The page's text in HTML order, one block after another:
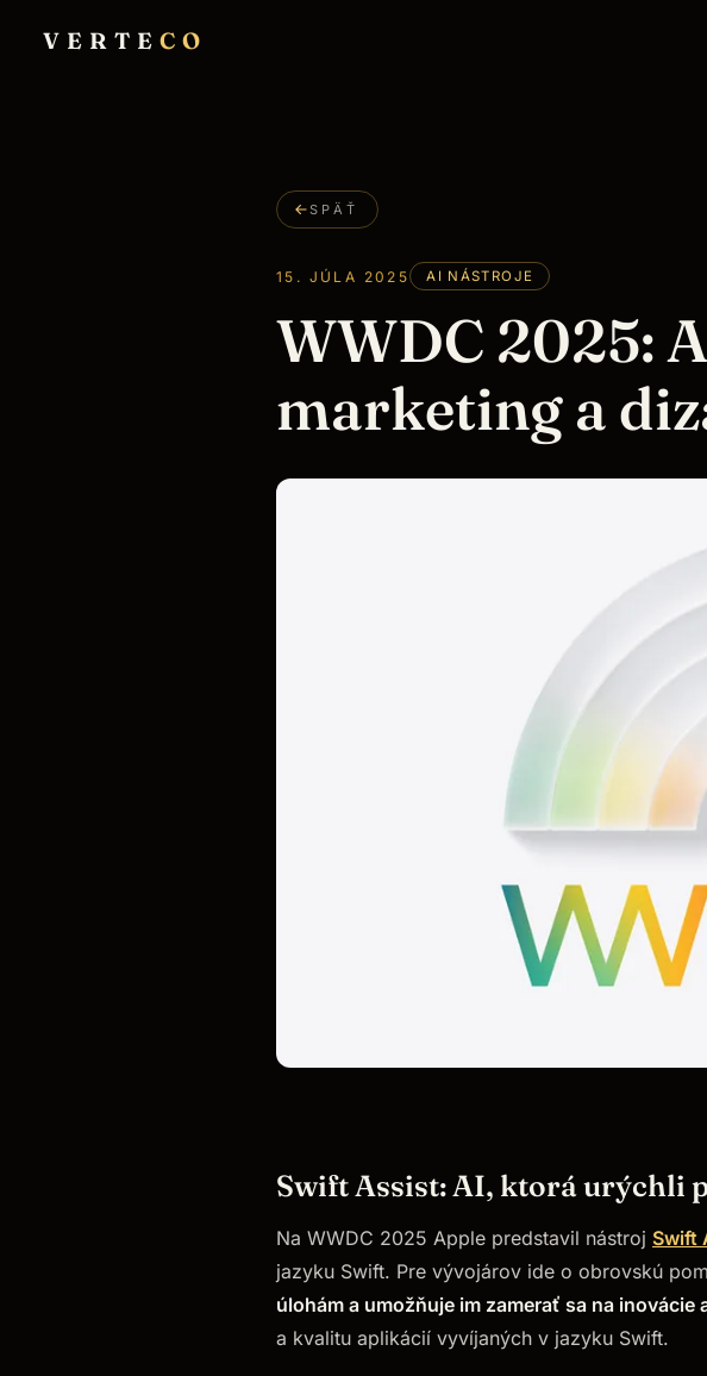
VERTECO
SPÄŤ
15. JÚLA 2025 AI NÁSTROJE
WWDC 2025:
marketing a
Swift Assist: AI, ktorá urýchli
Na WWDC 2025 Apple predstavil nástroj Swift
jazyku Swift. Pre vývojárov ide o obrovskú
úlohám a umožňuje im zamerať sa na inovácie
a kvalitu aplikácií vyvíjaných v jazyku Swift.